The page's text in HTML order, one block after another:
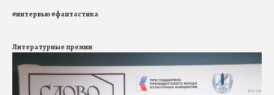
#интервью#фантастика
Литературные премии